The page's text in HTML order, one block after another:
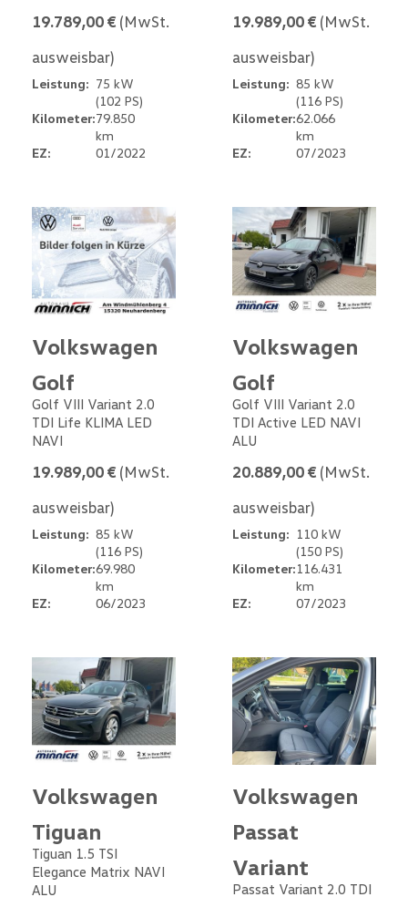
19.789,00 € (MwSt.
ausweisbar)
Leistung: 75 kW
(102 PS)
Kilometer:79.850
km
EZ:
01/2022
19.989,00 € (MwSt.
ausweisbar)
Leistung: 85 kW
(116 PS)
Kilometer:62.066
km
EZ:
07/2023
Volkswagen
Golf
Golf VIII Variant 2.0
TDI Life KLIMA LED
NAVI
19.989,00 € (MwSt.
ausweisbar)
Leistung: 85 kW
(116 PS)
Kilometer:69.980
km
EZ:
06/2023
Volkswagen
Golf
Golf VIII Variant 2.0
TDI Active LED NAVI
ALU
20.889,00 € (MwSt.
ausweisbar)
Leistung: 110 kW
(150 PS)
Kilometer:116.431
km
EZ:
07/2023
Volkswagen
Tiguan
Tiguan 1.5 TSI
Elegance Matrix NAVI
ALU
Volkswagen
Passat
Variant
Passat Variant 2.0 TDI